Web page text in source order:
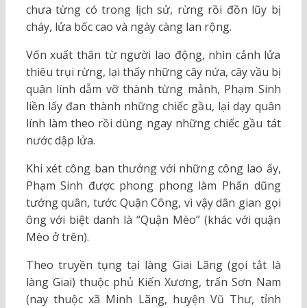
chưa từng có trong lịch sử, rừng rồi đồn lũy bị
cháy, lửa bốc cao và ngày càng lan rộng.
Vốn xuất thân từ người lao động, nhìn cảnh lửa
thiêu trụi rừng, lại thấy những cây nứa, cây vầu bị
quân lính dẫm vỡ thành từng mảnh, Phạm Sinh
liền lấy đan thành những chiếc gầu, lại dạy quân
lính làm theo rồi dùng ngay những chiếc gầu tát
nước dập lửa.
Khi xét công ban thưởng với những công lao ấy,
Phạm Sinh được phong phong làm Phấn dũng
tướng quân, tước Quận Công, vì vậy dân gian gọi
ông với biệt danh là “Quận Mèo” (khác với quận
Mèo ở trên).
Theo truyền tụng tại làng Giai Lãng (gọi tắt là
làng Giai) thuộc phủ Kiến Xương, trấn Sơn Nam
(nay thuộc xã Minh Lãng, huyện Vũ Thư, tỉnh